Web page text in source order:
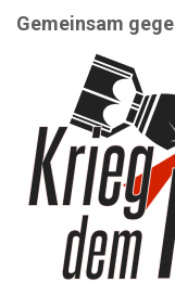
Gemeinsam